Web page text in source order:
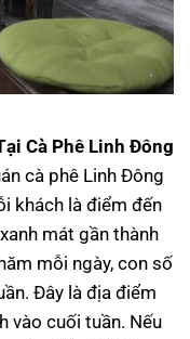
Cà Phê Linh Đông
cà phê Linh Đông
khách là điểm đến
mát gần thành
mỗi ngày, con số
Đây là địa điểm
vào cuối tuần. Nếu